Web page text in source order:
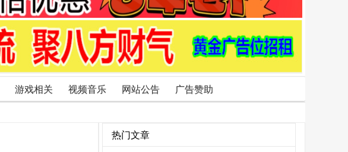
游戏相关 视频音乐 网站公告 广告赞助
热门文章